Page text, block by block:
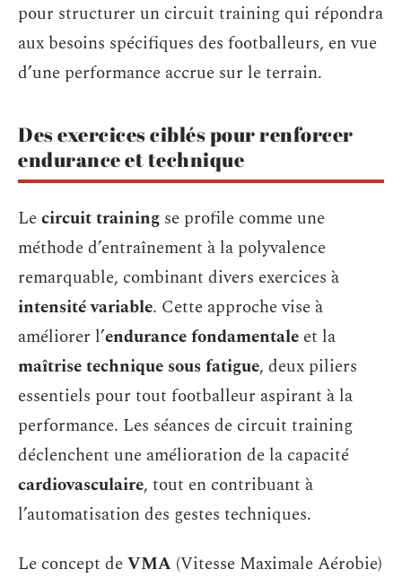
pour structurer un circuit training qui répondra
aux besoins spécifiques des footballeurs, en vue
d’une performance accrue sur le terrain.
Des exercices ciblés pour renforcer
endurance et technique
Lecircuit training se profile comme une
méthode d’entraînement à la polyvalence
remarquable, combinant divers exercices à
intensité variable. Cette approche vise à
améliorer l’endurance fondamentale et la
maîtrise technique sous fatigue, deux piliers
essentiels pour tout footballeur aspirant à la
performance. Les séances de circuit training
déclenchent une amélioration de la capacité
cardiovasculaire, tout en contribuant à
l’automatisation des gestes techniques.
Le concept deVMA (Vitesse Maximale Aérobie)